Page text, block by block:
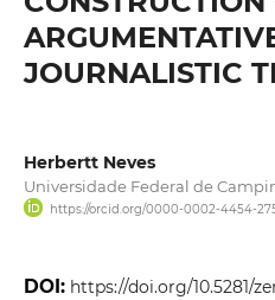
JOURNALISTIC
Herbertt Neves
Universidade Federal de
https://orcid.org/0000-0002-4454-
DOI: https://doi.org/10.5281/